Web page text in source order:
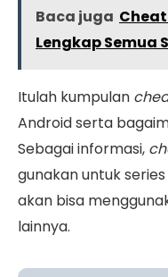
Baca juga
Lengkap Semua
Itulah kumpulan
Android serta
Sebagai informasi,
gunakan untuk
akan bisa
lainnya.